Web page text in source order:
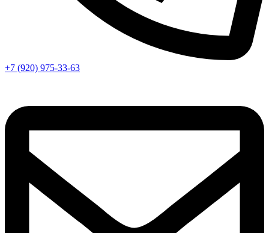
+7 (920) 975-33-63